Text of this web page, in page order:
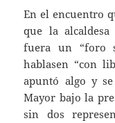
En el encuentro
que la
fuera un “foro
hablasen “con
apuntó algo y
Mayor bajo la
sin dos